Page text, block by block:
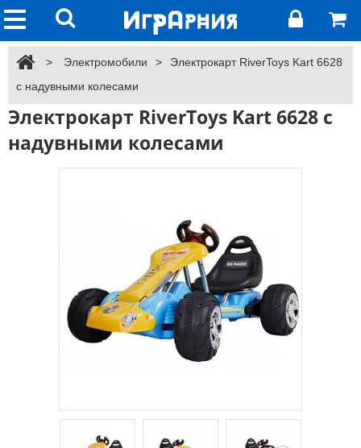
> Электромобили >
Электрокарт RiverToys Kart 6628
с надувными колесами
Электрокарт RiverToys Kart 6628 с
надувными колесами